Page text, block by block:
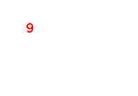
9